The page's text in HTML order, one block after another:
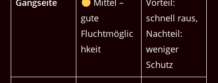
Gangseite
Mittel –
gute
Fluchtmöglic
hkeit
Vorteil:
schnell raus,
Nachteil:
weniger
Schutz